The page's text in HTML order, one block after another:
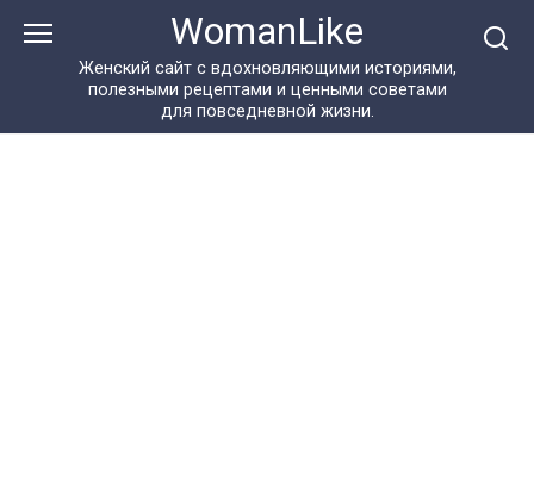
WomanLike
Женский сайт с вдохновляющими историями,
полезными рецептами и ценными советами
для повседневной жизни.